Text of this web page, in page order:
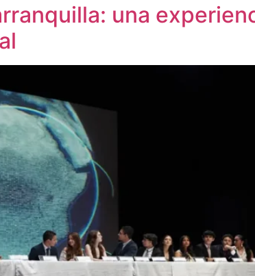
una